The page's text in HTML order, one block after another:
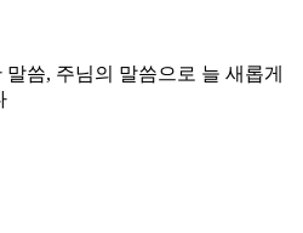
씀, 주님의 말씀으로 늘 새롭게